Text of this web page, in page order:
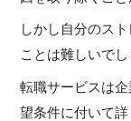
しかし自分のス
ことは難しいでし
転職サービスは
望条件に付いて